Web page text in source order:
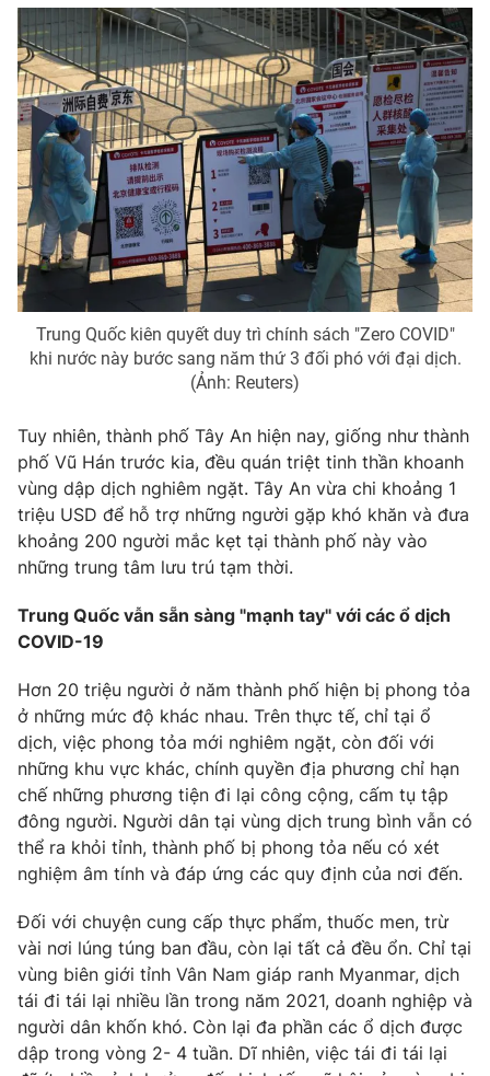
Trung Quốc kiên quyết duy trì chính sách "Zero COVID"
khi nước này bước sang năm thứ 3 đối phó với đại dịch.
(Ảnh: Reuters)
Tuy nhiên, thành phố Tây An hiện nay, giống như thành
phố Vũ Hán trước kia, đều quán triệt tinh thần khoanh
vùng dập dịch nghiêm ngặt. Tây An vừa chi khoảng 1
triệu USD để hỗ trợ những người gặp khó khăn và đưa
khoảng 200 người mắc kẹt tại thành phố này vào
những trung tâm lưu trú tạm thời.
Trung Quốc vẫn sẵn sàng "mạnh tay" với các ổ dịch
COVID-19
Hơn 20 triệu người ở năm thành phố hiện bị phong tỏa
ở những mức độ khác nhau. Trên thực tế, chỉ tại ổ
dịch, việc phong tỏa mới nghiêm ngặt, còn đối với
những khu vực khác, chính quyền địa phương chỉ hạn
chế những phương tiện đi lại công cộng, cấm tụ tập
đông người. Người dân tại vùng dịch trung bình vẫn có
thể ra khỏi tỉnh, thành phố bị phong tỏa nếu có xét
nghiệm âm tính và đáp ứng các quy định của nơi đến.
Đối với chuyện cung cấp thực phẩm, thuốc men, trừ
vài nơi lúng túng ban đầu, còn lại tất cả đều ổn. Chỉ tại
vùng biên giới tỉnh Vân Nam giáp ranh Myanmar, dịch
tái đi tái lại nhiều lần trong năm 2021, doanh nghiệp và
người dân khốn khó. Còn lại đa phần các ổ dịch được
dập trong vòng 2- 4 tuần. Dĩ nhiên, việc tái đi tái lại